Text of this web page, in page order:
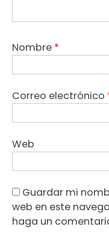
Nombre *
Correo electrónico
Web
Guardar mi
web en este
haga un